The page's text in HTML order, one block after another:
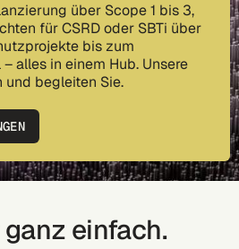
über Scope 1 bis 3,
für CSRD oder SBTi über
bis zum
alles in einem Hub. Unsere
und begleiten Sie.
einfach.